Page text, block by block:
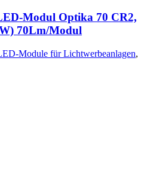
Modul Optika 70 CR2,
70Lm/Modul
Module für Lichtwerbeanlagen,